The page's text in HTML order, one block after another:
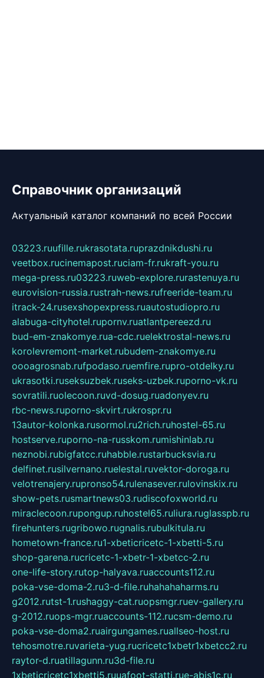
Справочник организаций
Актуальный каталог компаний по всей России
03223.ruufille.rukrasotata.ruprazdnikdushi.ru
veetbox.rucinemapost.ruciam-fr.rukraft-you.ru
mega-press.ru03223.ruweb-explore.rurastenuya.ru
eurovision-russia.rustrah-news.rufreeride-team.ru
itrack-24.rusexshopexpress.ruautostudiopro.ru
alabuga-cityhotel.rupornv.ruatlantpereezd.ru
bud-em-znakomye.rua-cdc.ruelektrostal-news.ru
korolevremont-market.rubudem-znakomye.ru
oooagrosnab.rufpodaso.ruemfire.rupro-otdelky.ru
ukrasotki.ruseksuzbek.ruseks-uzbek.ruporno-vk.ru
sovratili.ruolecoon.ruvd-dosug.ruadonyev.ru
rbc-news.ruporno-skvirt.rukrospr.ru
13autor-kolonka.rusormol.ru2rich.ruhostel-65.ru
hostserve.ruporno-na-russkom.rumishinlab.ru
neznobi.rubigfatcc.ruhabble.rustarbucksvia.ru
delfinet.rusilvernano.ruelestal.ruvektor-doroga.ru
velotrenajery.rupronso54.rulenasever.rulovinskix.ru
show-pets.rusmartnews03.rudiscofoxworld.ru
miraclecoon.rupongup.ruhostel65.ruliura.ruglasspb.ru
firehunters.rugribowo.rugnalis.rubulkitula.ru
hometown-france.ru1-xbeticricetc-1-xbetti-5.ru
shop-garena.rucricetc-1-xbetr-1-xbetcc-2.ru
one-life-story.rutop-halyava.ruaccounts112.ru
poka-vse-doma-2.ru3-d-file.ruhahahaharms.ru
g2012.rutst-1.rushaggy-cat.ruopsmgr.ruev-gallery.ru
g-2012.ruops-mgr.ruaccounts-112.rucsm-demo.ru
poka-vse-doma2.ruairgungames.ruallseo-host.ru
tehosmotre.ruvarieta-yug.rucricetc1xbetr1xbetcc2.ru
raytor-d.ruatillagunn.ru3d-file.ru
1xbeticricetc1xbetti5.ruuafoot-statti.rue-abis1c.ru